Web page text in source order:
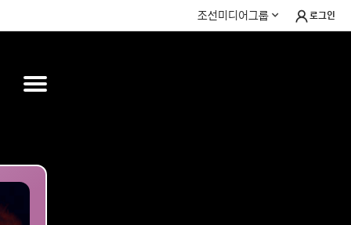
조선미디어그룹 로그인